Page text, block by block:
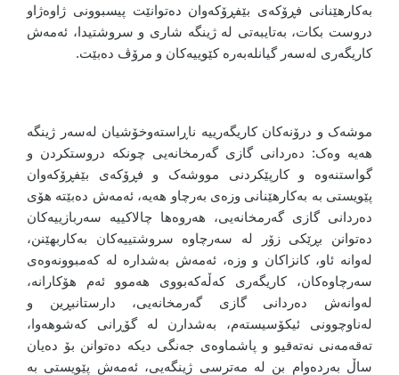
بەکارهێنانی فڕۆکەی بێفڕۆکەوان دەتوانێت پیسبوونی ژاوەژاو
دروست بکات، بەتایبەتی لە ژینگە شاری و سروشتیدا، ئەمەش
کاریگەری لەسەر گیانلەبەرە کێوییەکان و مرۆڤ دەبێت.
موشەک و درۆنەکان کاریگەرییە ناڕاستەوخۆشیان لەسەر ژینگە
هەیە وەک: دەردانی گازی گەرمخانەیی چونکە دروستکردن و
گواستنەوە و کارپێکردنی مووشەک و فڕۆکەی بێفڕۆکەوان
پێویستی بە بەکارهێنانی وزەی بەرچاو هەیە، ئەمەش دەبێتە هۆی
دەردانی گازی گەرمخانەیی، هەروەها چالاکییە سەربازییەکان
دەتوانن بڕێکی زۆر لە سەرچاوە سروشتییەکان بەکاربهێنن،
لەوانە ئاو، کانزاکان و وزە، ئەمەش بەشدارە لە کەمبوونەوەی
سەرچاوەکان، کاریگەری کەڵەکەبووی هەموو ئەم هۆکارانە،
لەوانەش دەردانی گازی گەرمخانەیی، دارستانبڕین و
لەناوچوونی ئیکۆسیستەم، بەشدارن لە گۆڕانی کەشوهەوا،
تەقەمەنی نەتەقیو و پاشماوەی جەنگی دیکە دەتوانن بۆ دەیان
ساڵ بەردەوام بن لە مەترسی ژینگەیی، ئەمەش پێویستی بە